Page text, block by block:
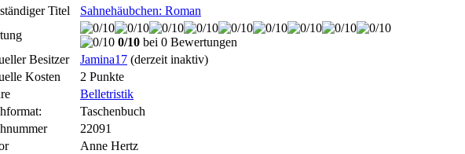
Titel
Sahnehäubchen: Roman
0/10 bei 0 Bewertungen
Besitzer
Jamina17 (derzeit inaktiv)
Kosten
2 Punkte
Belletristik
Taschenbuch
22091
Anne Hertz